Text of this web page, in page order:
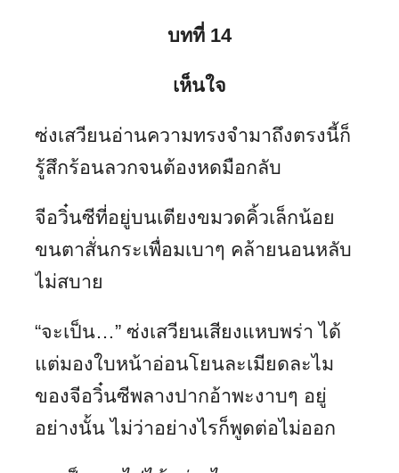
บทที่ 14
เห็นใจ
ซ่งเสวียนอ่านความทรงจำมาถึงตรงนี้ก็
รู้สึกร้อนลวกจนต้องหดมือกลับ
จีอวิ๋นซีที่อยู่บนเตียงขมวดคิ้วเล็กน้อย
ขนตาสั่นกระเพื่อมเบาๆ คล้ายนอนหลับ
ไม่สบาย
“จะเป็น…” ซ่งเสวียนเสียงแหบพร่า ได้
แต่มองใบหน้าอ่อนโยนละเมียดละไม
ของจีอวิ๋นซีพลางปากอ้าพะงาบๆ อยู่
อย่างนั้น ไม่ว่าอย่างไรก็พูดต่อไม่ออก